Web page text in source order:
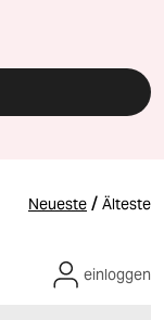
Neueste / Älteste
einloggen